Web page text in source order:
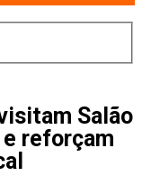
Salão
reforçam